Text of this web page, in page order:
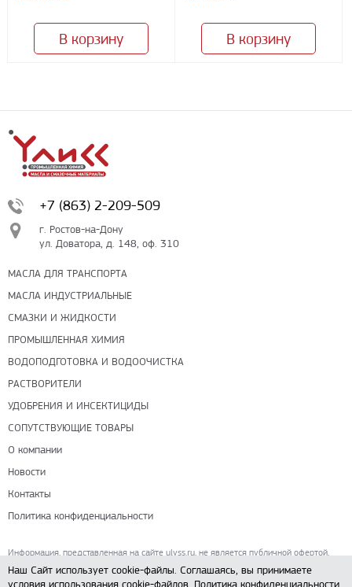
В корзину В корзину
+7 (863) 2-209-509
г. Ростов-на-Дону
ул. Доватора, д. 148, оф. 310
МАСЛА ДЛЯ ТРАНСПОРТА
МАСЛА ИНДУСТРИАЛЬНЫЕ
СМАЗКИ И ЖИДКОСТИ
ПРОМЫШЛЕННАЯ ХИМИЯ
ВОДОПОДГОТОВКА И ВОДООЧИСТКА
РАСТВОРИТЕЛИ
УДОБРЕНИЯ И ИНСЕКТИЦИДЫ
СОПУТСТВУЮЩИЕ ТОВАРЫ
О компании
Новости
Контакты
Политика конфиденциальности
Информация, представленная на сайте ulyss.ru, не является публичной офертой,
определяемой положениями ч. 2 ст. 437 Гражданского кодекса РФ.
Наш Сайт использует cookie-файлы. Соглашаясь, вы принимаете
условия использования cookie-файлов. Политика конфиденциальности